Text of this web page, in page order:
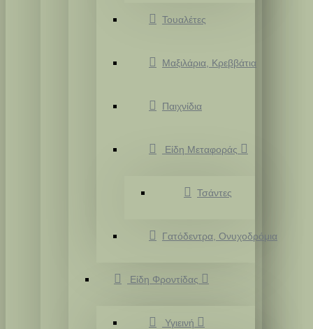
Τουαλέτες
Μαξιλάρια, Κρεββάτια
Παιχνίδια
Είδη Μεταφοράς
Τσάντες
Γατόδεντρα, Ονυχοδρόμια
Είδη Φροντίδας
Υγιεινή